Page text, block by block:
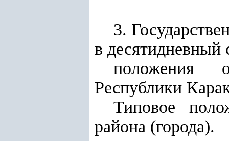
3.
в десятидневный
положения
Республики
Типовое
района (города).